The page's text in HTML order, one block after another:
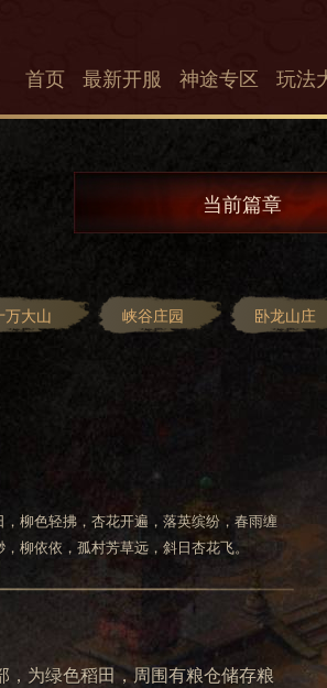
首页 最新开服 神途专区 玩法
当前篇章
万大山 峡谷庄园 卧龙山庄
柳色轻拂，杏花开遍，落英缤纷，春雨缠
柳依依，孤村芳草远，斜日杏花飞。
，为绿色稻田，周围有粮仓储存粮